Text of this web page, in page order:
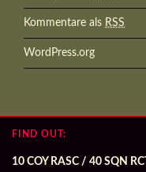
Kommentare als RSS
WordPress.org
FIND OUT:
10 COY RASC / 40 SQN RCT